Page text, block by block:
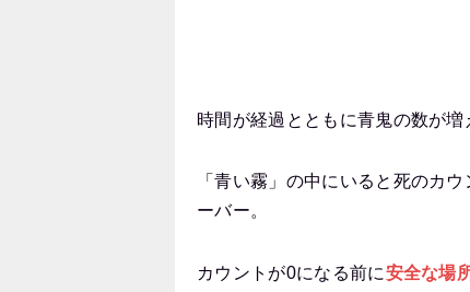
時間が経過とともに青鬼の数が増
「青い霧」の中にいると死のカ
ーバー。
カウントが0になる前に安全な場